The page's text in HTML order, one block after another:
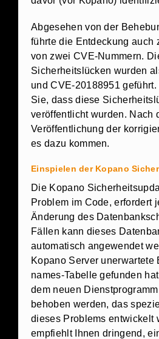
Abgesehen von der
führte die Entdeckung auch
von zwei CVE-Nummern.
Sicherheitslücken wurden
und CVE-20188951
Sie, dass diese
veröffentlicht wurden. Nach
Veröffentlichung der
es dazu kommen.
Einspielen der Kopano
Die Kopano
Problem im Code, erfordert
Änderung des
Fällen kann dieses
automatisch angewendet
Kopano Server unerwartete
names-Tabelle gefunden
dem neuen
behoben werden, das
dieses Problems entwickelt
empfiehlt Ihnen dringend,